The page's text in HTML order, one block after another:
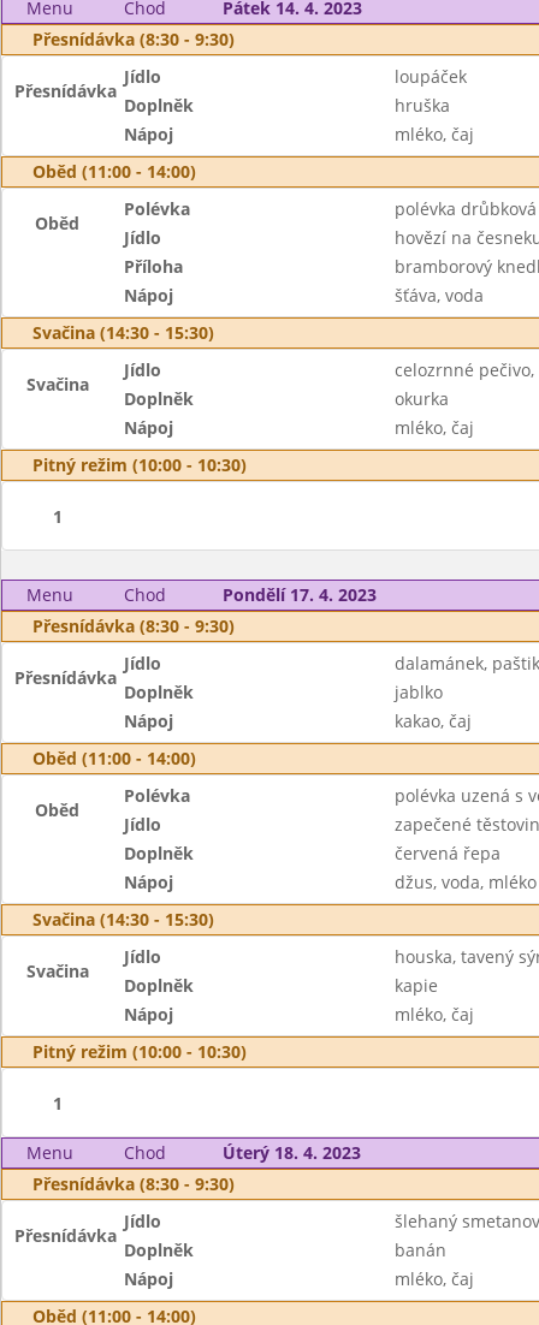
Menu Chod
Pátek 14. 4. 2023
Přesnídávka (8:30 - 9:30)
Přesnídávka
Jídlo
loupáček
Doplněk
hruška
Nápoj
mléko, čaj
Oběd (11:00 - 14:00)
Oběd
Polévka
polévka
Jídlo
hovězí na
Příloha
bramborový
Nápoj
šťáva, voda
Svačina (14:30 - 15:30)
Svačina
Jídlo
celozrnné pečivo,
Doplněk
okurka
Nápoj
mléko, čaj
Pitný režim (10:00 - 10:30)
1
Menu Chod
Pondělí 17. 4. 2023
Přesnídávka (8:30 - 9:30)
Přesnídávka
Jídlo
dalamánek,
Doplněk
jablko
Nápoj
kakao, čaj
Oběd (11:00 - 14:00)
Oběd
Polévka
polévka uzená s
Jídlo
zapečené
Doplněk
červená řepa
Nápoj
džus, voda, mléko
Svačina (14:30 - 15:30)
Svačina
Jídlo
houska, tavený
Doplněk
kapie
Nápoj
mléko, čaj
Pitný režim (10:00 - 10:30)
1
Menu Chod
Úterý 18. 4. 2023
Přesnídávka (8:30 - 9:30)
Přesnídávka
Jídlo
šlehaný
Doplněk
banán
Nápoj
mléko, čaj
Oběd (11:00 - 14:00)